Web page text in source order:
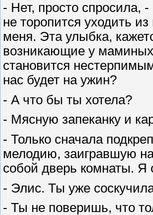
- Нет, просто спросила,
не торопится уходить
меня. Эта улыбка,
возникающие у маминых
становится
нас будет на ужин?
- А что бы ты хотела?
- Мясную запеканку и
- Только сначала
мелодию, заигравшую
собой дверь комнаты. Я
- Элис. Ты уже
- Ты не поверишь, что